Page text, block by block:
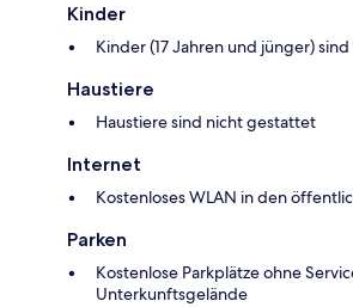
Kinder
Kinder (17 Jahren und jünger)
Haustiere
Haustiere sind nicht gestattet
Internet
Kostenloses WLAN in den
Parken
Kostenlose Parkplätze ohne
Unterkunftsgelände